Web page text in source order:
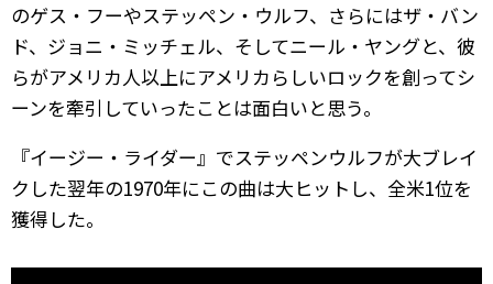
のゲス・フーやステッペン・ウルフ、さらにはザ・バン
ド、ジョニ・ミッチェル、そしてニール・ヤングと、彼
らがアメリカ人以上にアメリカらしいロックを創ってシ
ーンを牽引していったことは面白いと思う。
『イージー・ライダー』でステッペンウルフが大ブレイ
クした翌年の1970年にこの曲は大ヒットし、全米1位を
獲得した。